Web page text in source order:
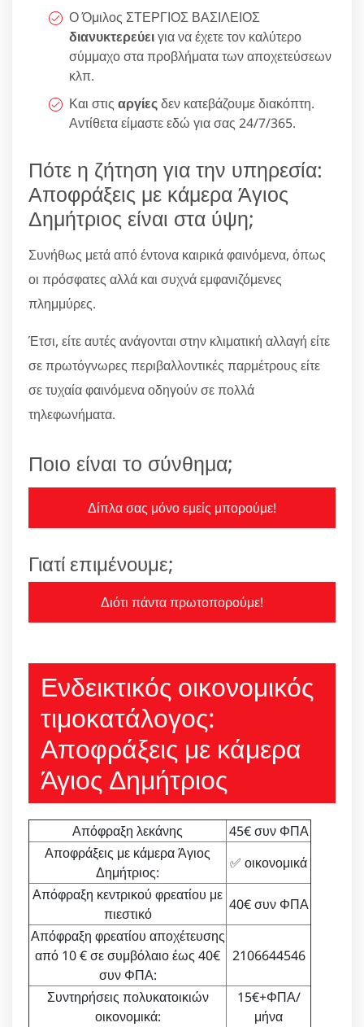
Ο Όμιλος ΣΤΕΡΓΙΟΣ ΒΑΣΙΛΕΙΟΣ
διανυκτερεύειγια να έχετε τον καλύτερο
σύμμαχο στα προβλήματα των αποχετεύσεων
κλπ.
Και στις αργίεςδεν κατεβάζουμε διακόπτη.
Αντίθετα είμαστε εδώ για σας 24/7/365.
Πότε η ζήτηση για την υπηρεσία:
Αποφράξεις με κάμερα Άγιος
Δημήτριος είναι στα ύψη;
Συνήθως μετά από έντονα καιρικά φαινόμενα, όπως
οι πρόσφατες αλλά και συχνά εμφανιζόμενες
πλημμύρες.
Έτσι, είτε αυτές ανάγονται στην κλιματική αλλαγή είτε
σε πρωτόγνωρες περιβαλλοντικές παρμέτρους είτε
σε τυχαία φαινόμενα οδηγούν σε πολλά
τηλεφωνήματα.
Ποιο είναι το σύνθημα;
Δίπλα σας μόνο εμείς μπορούμε!
Γιατί επιμένουμε;
Διότι πάντα πρωτοπορούμε!
Ενδεικτικός οικονομικός
τιμοκατάλογος:
Αποφράξεις με κάμερα
Άγιος Δημήτριος
Απόφραξη λεκάνης
45€ συν ΦΠΑ
Αποφράξεις με κάμερα Άγιος
Δημήτριος:
✅ οικονομικά
Απόφραξη κεντρικού φρεατίου με
πιεστικό
40€ συν ΦΠΑ
Απόφραξη φρεατίου αποχέτευσης
από 10 € σε συμβόλαιο έως 40€
συν ΦΠΑ:
2106644546
Συντηρήσεις πολυκατοικιών
οικονομικά:
15€+ΦΠΑ/
μήνα